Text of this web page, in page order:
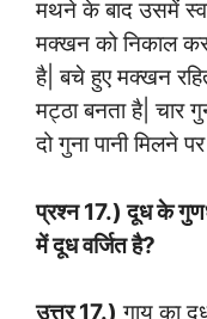
मथने के बाद उसमें
मक्खन को निकाल
है| बचे हुए मक्खन
मट्ठा बनता है| चार
दो गुना पानी मिलने
प्रश्न 17.) दूध के
में दूध वर्जित है?
उत्तर 17.) गाय का